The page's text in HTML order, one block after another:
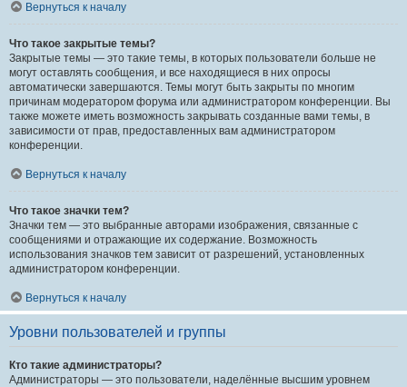
Вернуться к началу
Что такое закрытые темы?
Закрытые темы — это такие темы, в которых пользователи больше не
могут оставлять сообщения, и все находящиеся в них опросы
автоматически завершаются. Темы могут быть закрыты по многим
причинам модератором форума или администратором конференции. Вы
также можете иметь возможность закрывать созданные вами темы, в
зависимости от прав, предоставленных вам администратором
конференции.
Вернуться к началу
Что такое значки тем?
Значки тем — это выбранные авторами изображения, связанные с
сообщениями и отражающие их содержание. Возможность
использования значков тем зависит от разрешений, установленных
администратором конференции.
Вернуться к началу
Уровни пользователей и группы
Кто такие администраторы?
Администраторы — это пользователи, наделённые высшим уровнем